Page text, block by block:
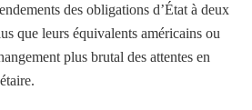
des obligations d’État à deux
que leurs équivalents américains ou
plus brutal des attentes en